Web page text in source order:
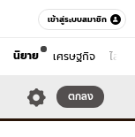
เข้าสู่ระบบสมาชิก
เศรษฐกิจ ไลฟ์
นิยาย
หมวดอื่นๆ
ตกลง